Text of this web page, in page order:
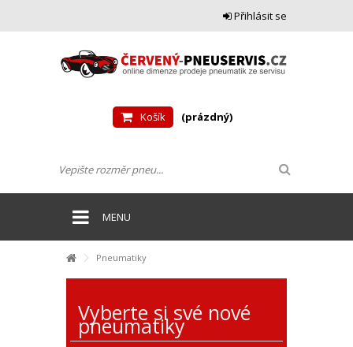
Přihlásit se
Košík (prázdný)
MENU
Pneumatiky
Vyberte si své nové
pneumatiky